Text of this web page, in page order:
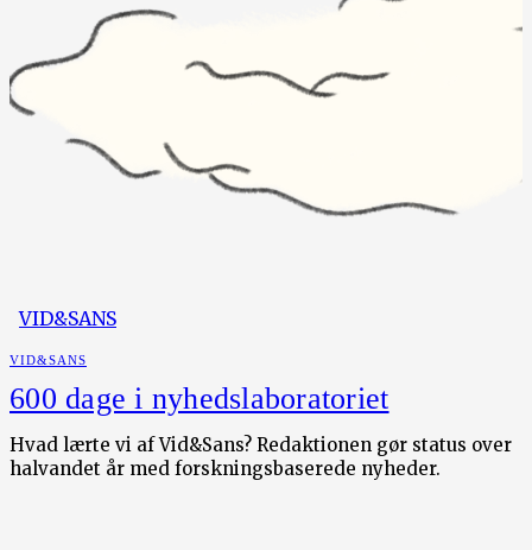
VID&SANS
VID&SANS
600 dage i nyhedslaboratoriet
Hvad lærte vi af Vid&Sans? Redaktionen gør status over
halvandet år med forskningsbaserede nyheder.